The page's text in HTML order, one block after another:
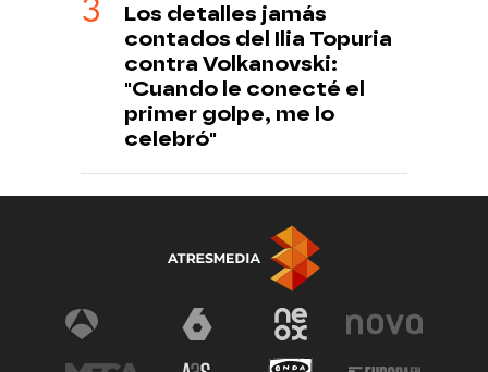
Los detalles jamás
contados del Ilia Topuria
contra Volkanovski:
"Cuando le conecté el
primer golpe, me lo
celebró"